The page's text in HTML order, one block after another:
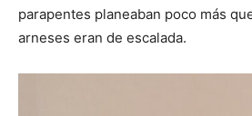
parapentes planeaban poco más
arneses eran de escalada.